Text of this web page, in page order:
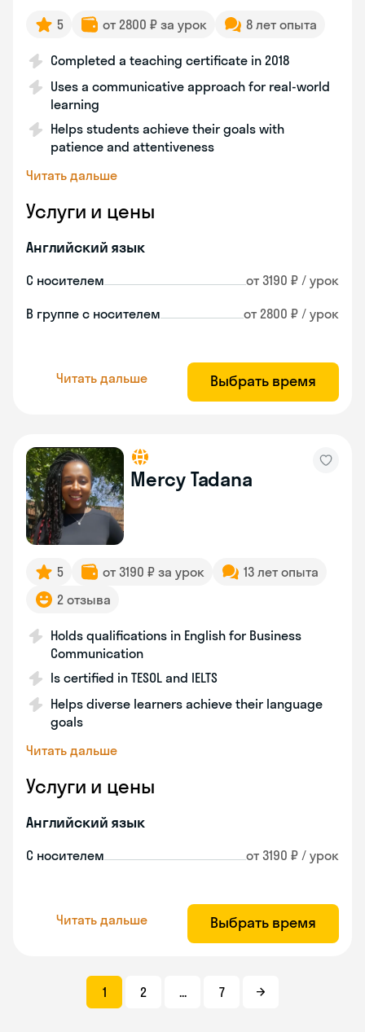
5 от 2800 ₽ за урок 8 лет опыта
Completed a teaching certificate in 2018
Uses a communicative approach for real-world
learning
Helps students achieve their goals with
patience and attentiveness
Читать дальше
Услуги и цены
Английский язык
С носителем от 3190 ₽ / урок
В группе с носителем от 2800 ₽ / урок
Читать дальше Выбрать время
Mercy Tadana
5 от 3190 ₽ за урок
13 лет опыта
2 отзыва
Holds qualifications in English for Business
Communication
Is certified in TESOL and IELTS
Helps diverse learners achieve their language
goals
Читать дальше
Услуги и цены
Английский язык
С носителем от 3190 ₽ / урок
Читать дальше Выбрать время
1 2 ... 7